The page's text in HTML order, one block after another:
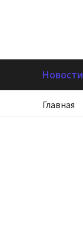
Новости
Главная